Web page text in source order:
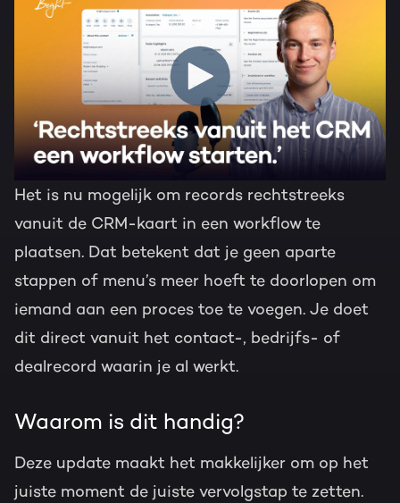
Het is nu mogelijk om records rechtstreeks
vanuit de CRM-kaart in een workflow te
plaatsen. Dat betekent dat je geen aparte
stappen of menu’s meer hoeft te doorlopen om
iemand aan een proces toe te voegen. Je doet
dit direct vanuit het contact-, bedrijfs- of
dealrecord waarin je al werkt.
Waarom is dit handig?
Deze update maakt het makkelijker om op het
juiste moment de juiste vervolgstap te zetten.